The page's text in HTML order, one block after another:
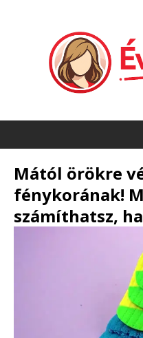
Mától örökre
fénykorának!
számíthatsz,